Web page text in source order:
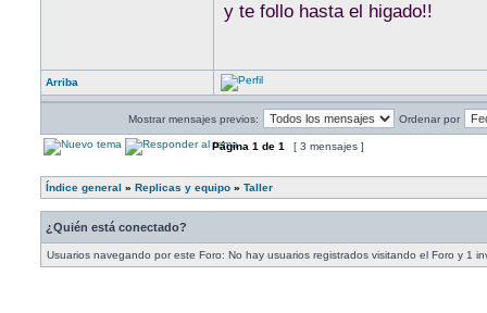
y te follo hasta el higado!!
Arriba
Mostrar mensajes previos: Ordenar por
Página 1 de 1 [ 3 mensajes ]
Índice general » Replicas y equipo » Taller
¿Quién está conectado?
Usuarios navegando por este Foro: No hay usuarios registrados visitando el Foro y 1